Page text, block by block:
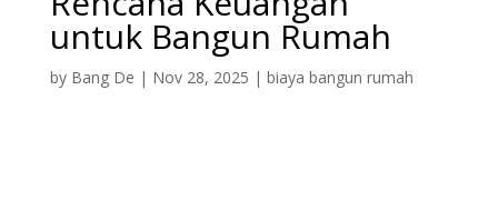
untuk Bangun Rumah
by Bang De | Nov 28, 2025 | biaya bangun rumah